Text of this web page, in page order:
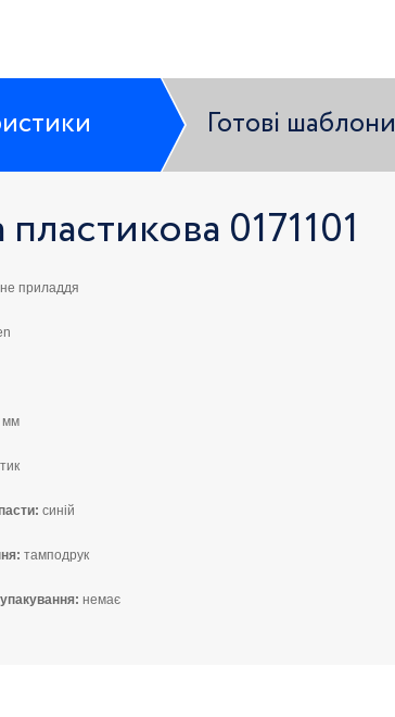
Готові шаблони
пластикова 0171101
приладдя
мм
синій
тамподрук
немає